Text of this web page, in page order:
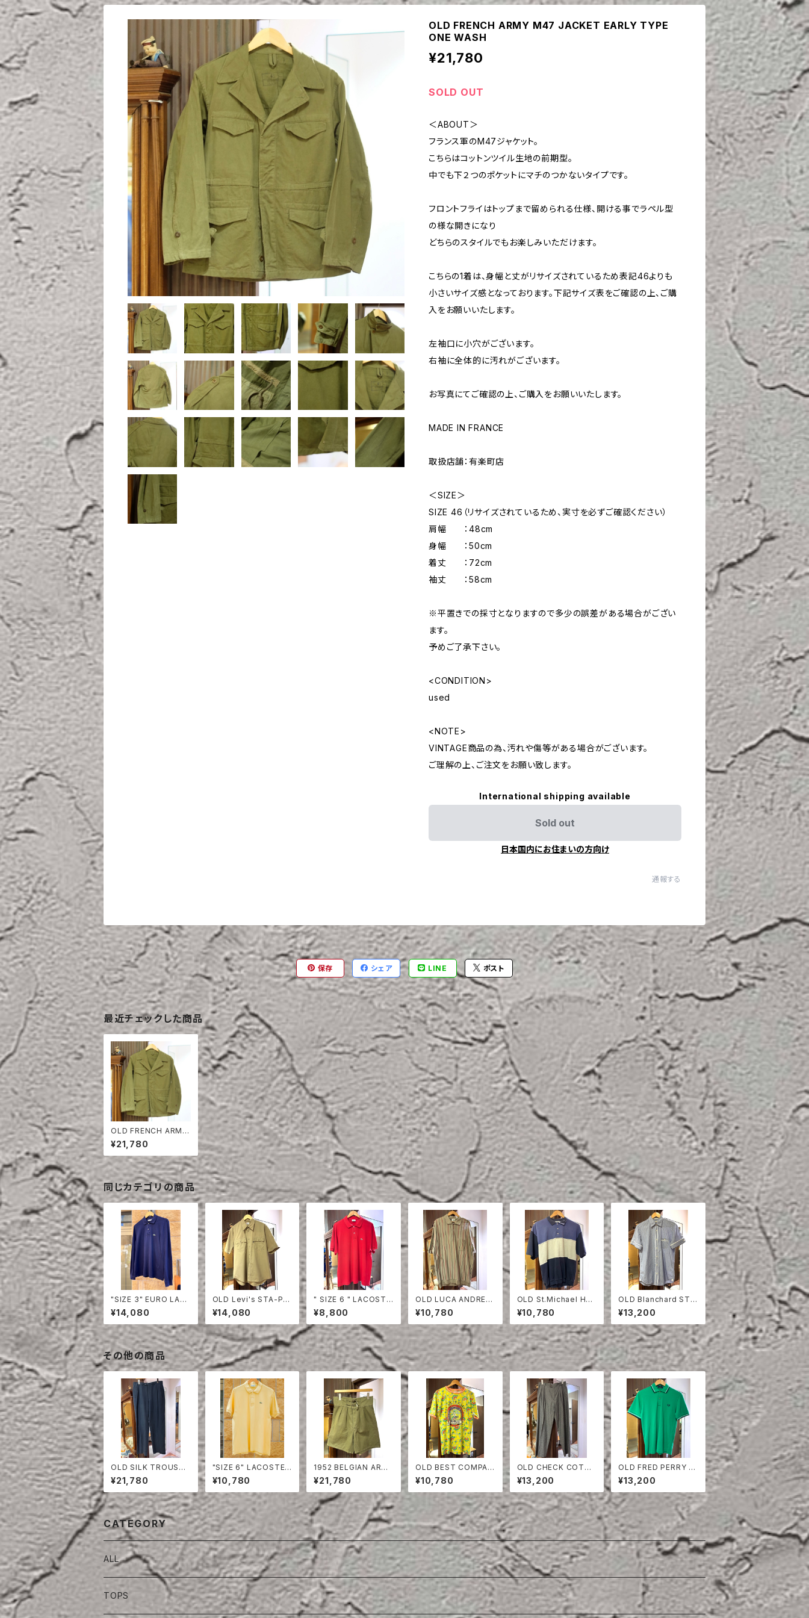
OLD FRENCH ARMY M47 JACKET EARLY TYPE
ONE WASH
¥21,780
SOLD OUT
＜ABOUT＞
フランス軍のM47ジャケット。
こちらはコットンツイル生地の前期型。
中でも下２つのポケットにマチのつかないタイプです。
フロントフライはトップまで留められる仕様、開ける事でラペル型
の様な開きになり
どちらのスタイルでもお楽しみいただけます。
こちらの1着は、身幅と丈がリサイズされているため表記46よりも
小さいサイズ感となっております。下記サイズ表をご確認の上、ご購
入をお願いいたします。
左袖口に小穴がございます。
右袖に全体的に汚れがございます。
お写真にてご確認の上、ご購入をお願いいたします。
MADE IN FRANCE
取扱店舗：有楽町店
＜SIZE＞
SIZE 46（リサイズされているため、実寸を必ずご確認ください）
肩幅 ：48cm
身幅 ：50cm
着丈 ：72cm
袖丈 ：58cm
※平置きでの採寸となりますので多少の誤差がある場合がござい
ます。
予めご了承下さい。
<CONDITION>
used
<NOTE>
VINTAGE商品の為、汚れや傷等がある場合がございます。
ご理解の上、ご注文をお願い致します。
International shipping available
Sold out
日本国内にお住まいの方向け
通報する
保存 シェア LINE ポスト
最近チェックした商品
OLD FRENCH ARMY
M47 JACKET EARLY
TYPE ONE WASH
¥21,780
同じカテゴリの商品
"SIZE 3" EURO LAC
OSTE POLO SHIRT
LONG SLEEVE
¥14,080
OLD Levi's STA-PR
EST HALF SLEEVE S
HIRT
¥14,080
" SIZE 6 " LACOSTE
POLO SHIRT RED
¥8,800
OLD LUCA ANDREA
STRIPE COTTON H
ALF SLEEVE SHIRT
¥10,780
OLD St.Michael HAL
F SLEEVE SWEAT S
HIRT
¥10,780
OLD Blanchard STRI
PE COTTON HALF S
LEEVE SHIRT
¥13,200
その他の商品
OLD SILK TROUSER
S
¥21,780
"SIZE 6" LACOSTE
POLO SHIRT
¥10,780
1952 BELGIAN ARMY
COTTON SHORTS
¥21,780
OLD BEST COMPAN
Y T- SHIRT
¥10,780
OLD CHECK COTT
ON TROUSERS
¥13,200
OLD FRED PERRY P
OLO SHIRT
¥13,200
CATEGORY
ALL
TOPS